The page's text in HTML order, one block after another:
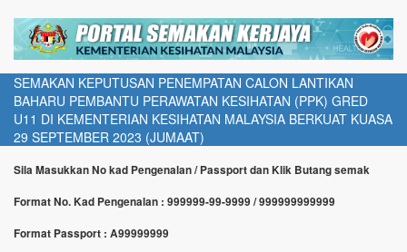
SEMAKAN KEPUTUSAN PENEMPATAN CALON LANTIKAN
BAHARU PEMBANTU PERAWATAN KESIHATAN (PPK) GRED
U11 DI KEMENTERIAN KESIHATAN MALAYSIA BERKUAT KUASA
29 SEPTEMBER 2023 (JUMAAT)
Sila Masukkan No kad Pengenalan / Passport dan Klik Butang semak
Format No. Kad Pengenalan : 999999-99-9999 / 999999999999
Format Passport : A99999999